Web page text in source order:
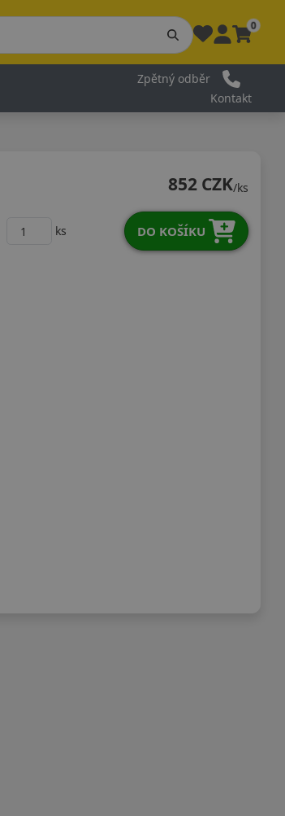
0
Zpětný odběr
Kontakt
852 CZK/ks
ks DO KOŠÍKU